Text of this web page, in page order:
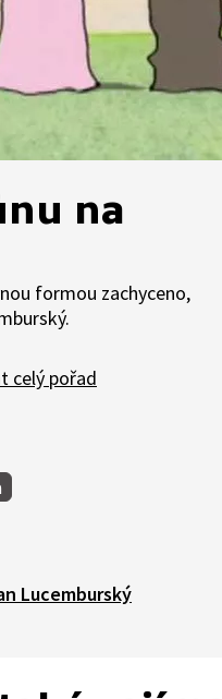
na
formou zachyceno,
celý pořad
Lucemburský